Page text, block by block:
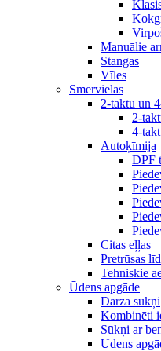
Manuālie
Stangas
Vīles
Smērvielas
2-taktu un
2-
4-
Autoķīmija
DPF
Citas eļļas
Pretrūsas
Tehniskie
Ūdens apgāde
Dārza sūkņi
Kombinēti
Sūkņi ar
Ūdens